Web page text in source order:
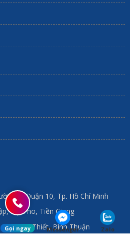
9, Quận 10, Tp. Hồ Chí Minh
Mỹ Tho, Tiền Giang
Phan Thiết, Bình Thuận
Gọi ngay Messenger Zalo